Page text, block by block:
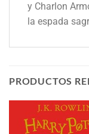
y Charlon
la espada
PRODUCTOS